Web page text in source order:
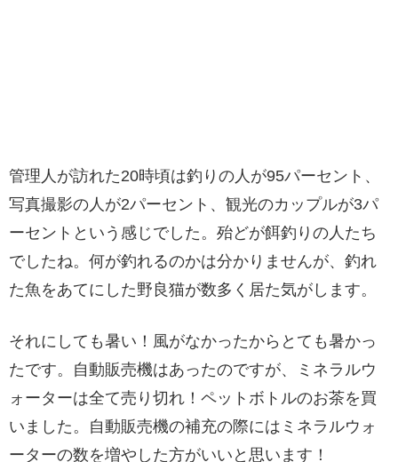
管理人が訪れた20時頃は釣りの人が95パーセント、
写真撮影の人が2パーセント、観光のカップルが3パ
ーセントという感じでした。殆どが餌釣りの人たち
でしたね。何が釣れるのかは分かりませんが、釣れ
た魚をあてにした野良猫が数多く居た気がします。
それにしても暑い！風がなかったからとても暑かっ
たです。自動販売機はあったのですが、ミネラルウ
ォーターは全て売り切れ！ペットボトルのお茶を買
いました。自動販売機の補充の際にはミネラルウォ
ーターの数を増やした方がいいと思います！